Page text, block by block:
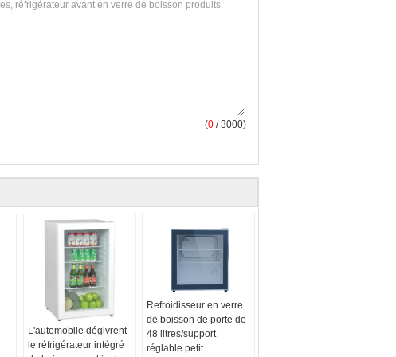
(0 / 3000)
L'automobile dégivrent
le réfrigérateur intégré
Refroidisseur en verre
de boisson de porte de
48 litres/support
réglable petit